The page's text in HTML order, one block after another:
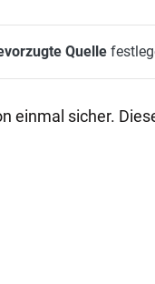
Quelle
einmal sicher.